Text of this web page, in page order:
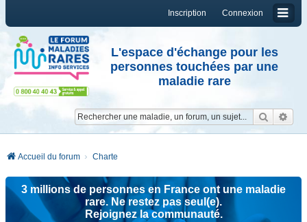
Connexion
Inscription
L'espace d'échange pour les
personnes touchées par une
maladie rare
Accueil du forum Charte
3 millions de personnes en France ont une maladie
rare. Ne restez pas seul(e).
Rejoignez la communauté.